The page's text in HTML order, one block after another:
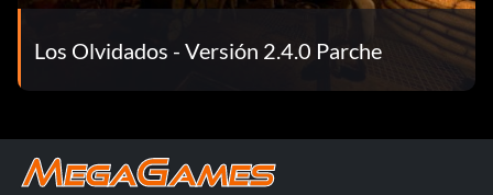
Los Olvidados - Versión 2.4.0 Parche